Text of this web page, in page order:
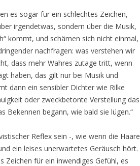
es sogar für ein schlechtes Zeichen,
irgendetwas, sondern über die Musik,
kommt, und schämen sich nicht einmal,
nachfragen: was verstehen wir
dass mehr Wahres zutage tritt, wenn
haben, das gilt nur bei Musik und
dann ein sensibler Dichter wie Rilke
oder zweckbetonte Verstellung das
Bekennen begann, wie bald sie lügen.“
Reflex sein -, wie wenn die Haare
ein leises unerwartetes Geräusch hört.
Zeichen für ein inwendiges Gefühl, es